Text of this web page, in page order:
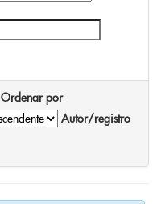
Ordenar por
Autor/registro